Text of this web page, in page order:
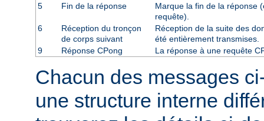
5
Fin de la réponse
Marque la fin de la réponse
requête).
6
Réception du tronçon
de corps suivant
Réception de la suite des
été entièrement transmises.
9
Réponse CPong La réponse à une requête
Chacun des messages
une structure interne